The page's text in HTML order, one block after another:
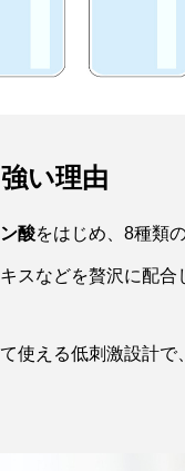
い理由
酸をはじめ、8種類
スなどを贅沢に配合
使える低刺激設計